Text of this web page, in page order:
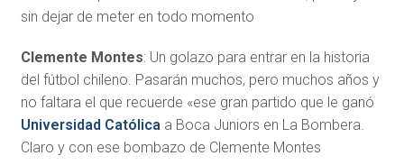
sin dejar de meter en todo momento
Clemente Montes: Un golazo para entrar en la historia
del fútbol chileno. Pasarán muchos, pero muchos años y
no faltara el que recuerde «ese gran partido que le ganó
Universidad Católicaa Boca Juniors en La Bombera.
Claro y con ese bombazo de Clemente Montes